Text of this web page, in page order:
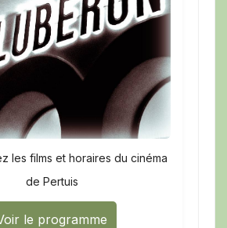
les films et horaires du cinéma
de Pertuis
le programme